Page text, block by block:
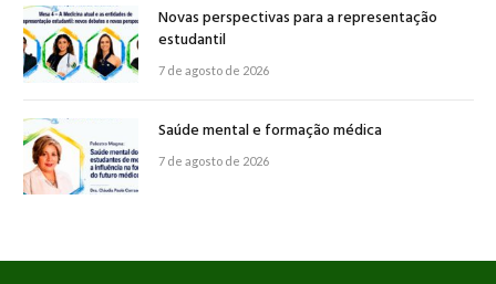
Novas perspectivas para a representação
estudantil
7 de agosto de 2026
Saúde mental e formação médica
7 de agosto de 2026